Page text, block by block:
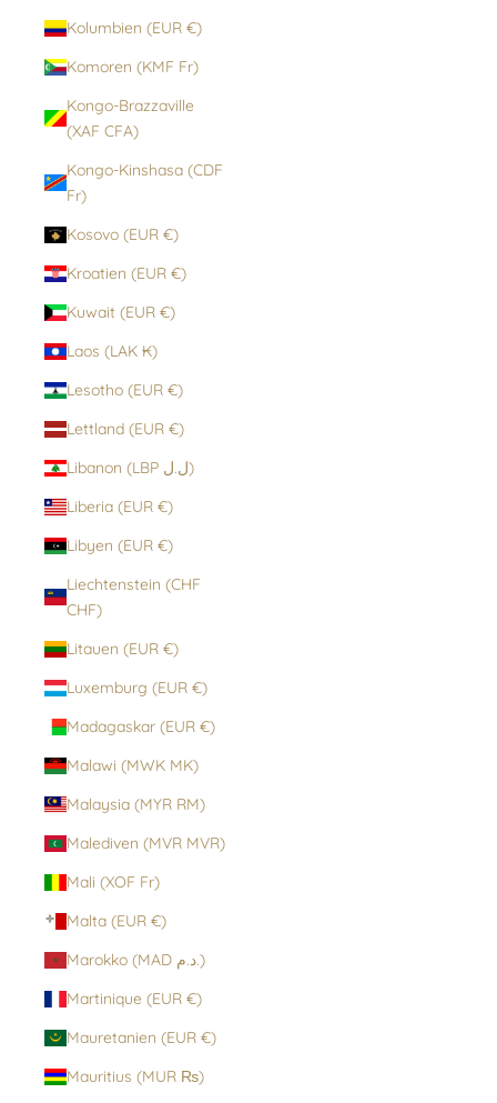
Kolumbien (EUR €)
Komoren (KMF Fr)
Kongo-Brazzaville
(XAF CFA)
Kongo-Kinshasa (CDF
Fr)
Kosovo (EUR €)
Kroatien (EUR €)
Kuwait (EUR €)
Laos (LAK ₭)
Lesotho (EUR €)
Lettland (EUR €)
Libanon (LBP ل.ل)
Liberia (EUR €)
Libyen (EUR €)
Liechtenstein (CHF
CHF)
Litauen (EUR €)
Luxemburg (EUR €)
Madagaskar (EUR €)
Malawi (MWK MK)
Malaysia (MYR RM)
Malediven (MVR MVR)
Mali (XOF Fr)
Malta (EUR €)
Marokko (MAD د.م.)
Martinique (EUR €)
Mauretanien (EUR €)
Mauritius (MUR ₨)